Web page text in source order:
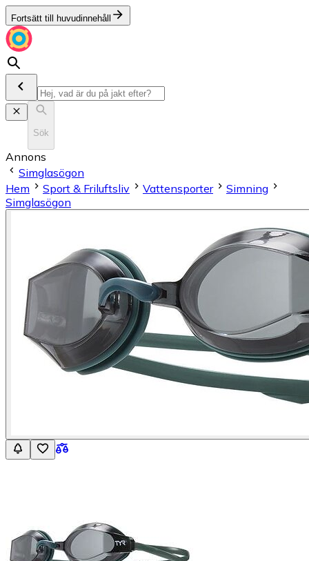
Fortsätt till huvudinnehåll
Sök
Annons
Simglasögon
Hem
Sport & Friluftsliv Vattensporter
Simning
Simglasögon